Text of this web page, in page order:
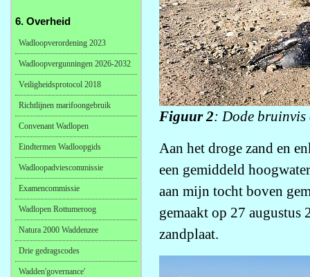
Figuur 2: Dode bruinvis
Aan het droge zand en
een gemiddeld
aan mijn tocht boven
gemaakt op 27 augustus
zandplaat.
6. Overheid
Wadloopverordening 2023
Wadloopvergunningen 2026-2032
Veiligheidsprotocol 2018
Richtlijnen marifoongebruik
Convenant Wadlopen
Eindtermen Wadloopgids
Wadloopadviescommissie
Examencommissie
Wadlopen Rottumeroog
Natura 2000 Waddenzee
Drie gedragscodes
Wadden'governance'